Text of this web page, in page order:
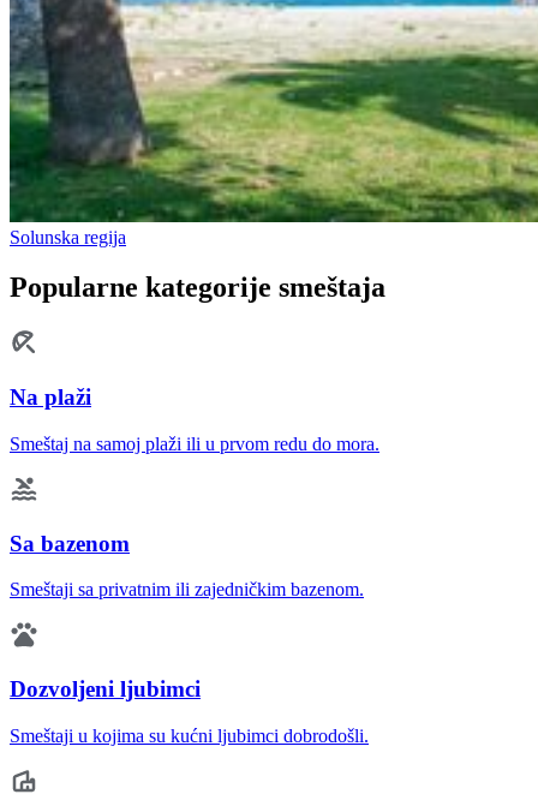
Solunska regija
Popularne kategorije smeštaja
Na plaži
Smeštaj na samoj plaži ili u prvom redu do mora.
Sa bazenom
Smeštaji sa privatnim ili zajedničkim bazenom.
Dozvoljeni ljubimci
Smeštaji u kojima su kućni ljubimci dobrodošli.